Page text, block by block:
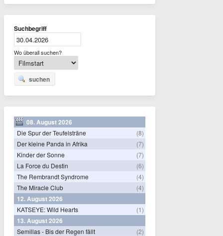
Suchbegriff
Wo überall suchen?
suchen
08. August 2026
Die Spur der Teufelsträne
(8)
Der kleine Panda in Afrika
(7)
Kinder der Sonne
(7)
La Force du Destin
(6)
The Rembrandt Syndrome
(4)
The Miracle Club
(4)
12. August 2026
KATSEYE: Wild Hearts (1)
13. August 2026
Semillas - Bis der Regen fällt
(2)